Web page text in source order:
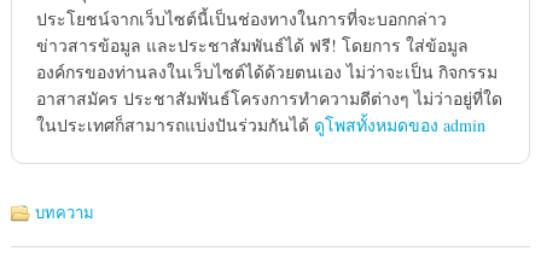
ประโยชน์จากเว็บไซต์นี้เป็นช่องทางในการที่จะบอกกล่าว
ข่าวสารข้อมูล และประชาสัมพันธ์ได้ ฟรี! โดยการ ใส่ข้อมูล
องค์กรของท่านลงในเว็บไซต์ได้ด้วยตนเอง ไม่ว่าจะเป็น กิจกรรม
อาสาสมัคร ประชาสัมพันธ์โครงการทำความดีต่างๆ ไม่ว่าอยู่ที่ใด
ในประเทศก็สามารถแบ่งปันร่วมกันได้ ดูโพสทั้งหมดของ admin
บทความ